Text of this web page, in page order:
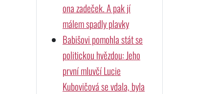
ona zadeček. A pak jí
málem spadly plavky
Babišovi pomohla stát se
politickou hvězdou: Jeho
první mluvčí Lucie
Kubovičová se vdala, byla